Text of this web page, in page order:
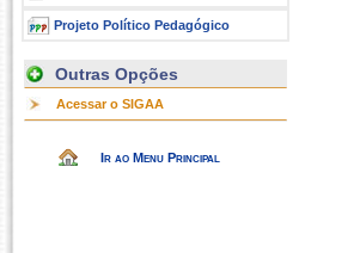
Projeto Político Pedagógico
Outras Opções
Acessar o SIGAA
Ir ao Menu Principal